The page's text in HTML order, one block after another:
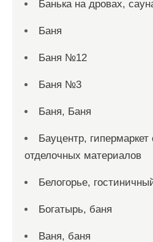
Банька на дровах,
Баня
Баня №12
Баня №3
Баня, Баня
Бауцентр,
отделочных материалов
Белогорье,
Богатырь, баня
Ваня, баня